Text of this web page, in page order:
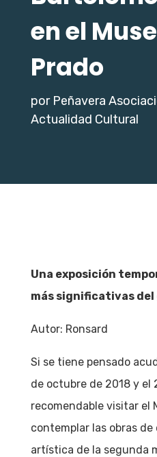
en el
Prado
por Peñavera
Actualidad Cultural
Una exposición
más significativas
Autor: Ronsard
Si se tiene pensado
de octubre de 2018 y el
recomendable visitar el
contemplar las obras
artística de la segunda